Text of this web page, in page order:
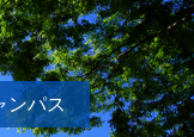
ンパス